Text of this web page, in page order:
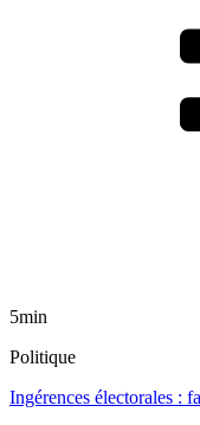
5min
Politique
Ingérences électorales :